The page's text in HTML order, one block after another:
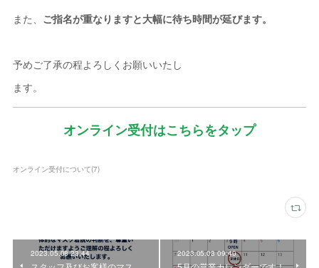
また、 ご指名が重なりますと大幅に待ち時間が延びます。
予めご了承の程よろしくお願いいたし
ます。
オンライン受付はこちらをタップ
オンライン受付について(7)
2023.05.08 23:44 2023.05.03 09:40